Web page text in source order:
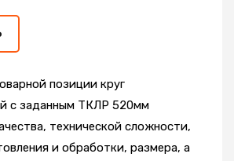
позиции круг
с заданным ТКЛР 520мм
технической сложности,
и обработки, размера, а